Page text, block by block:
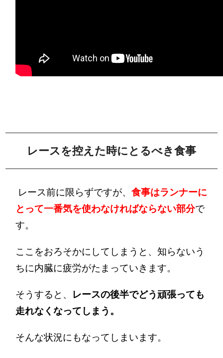
レースを控えた時にとるべき食事
レース前に限らずですが、食事はランナーに
とって一番気を使わなければならない部分で
す。
ここをおろそかにしてしまうと、知らないう
ちに内臓に疲労がたまっていきます。
そうすると、
レースの後半でどう頑張っても
走れなくなってしまう。
そんな状況にもなってしまいます。